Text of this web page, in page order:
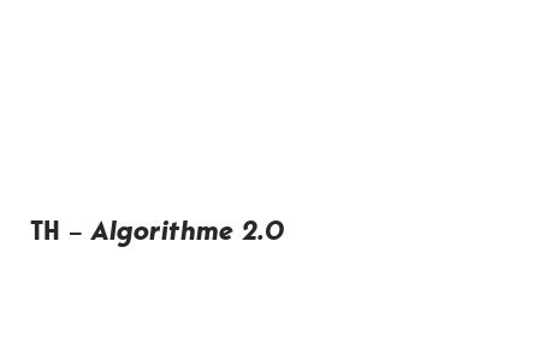
TH –Algorithme 2.0